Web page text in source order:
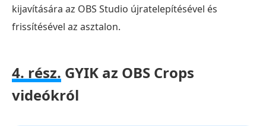
kijavítására az OBS Studio újratelepítésével és
frissítésével az asztalon.
4. rész. GYIK az OBS Crops
videókról